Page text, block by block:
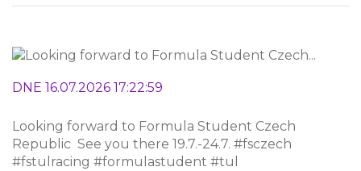
DNE 16.07.2026 17:22:59
Looking forward to Formula Student Czech
Republic ️ See you there 19.7.-24.7. #fsczech
#fstulracing #formulastudent #tul